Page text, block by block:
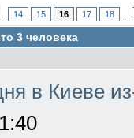
14 15 16 17 18
3 человека
в Киеве